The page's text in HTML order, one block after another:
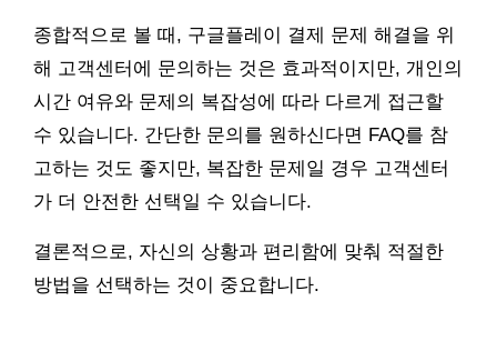
종합적으로 볼 때, 구글플레이 결제 문제 해결을 위
해 고객센터에 문의하는 것은 효과적이지만, 개인의
시간 여유와 문제의 복잡성에 따라 다르게 접근할
수 있습니다. 간단한 문의를 원하신다면 FAQ를 참
고하는 것도 좋지만, 복잡한 문제일 경우 고객센터
가 더 안전한 선택일 수 있습니다.
결론적으로, 자신의 상황과 편리함에 맞춰 적절한
방법을 선택하는 것이 중요합니다.